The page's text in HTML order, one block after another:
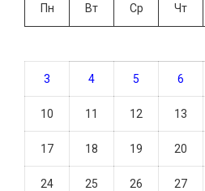
Пн
Вт Ср Чт
3 4 5 6
10 11 12 13
17 18 19 20
24 25 26 27